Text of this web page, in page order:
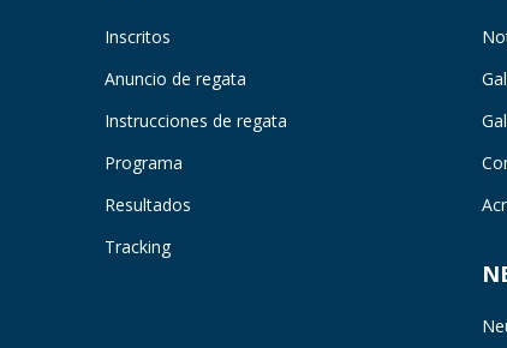
Inscritos
Anuncio de regata
Instrucciones de regata
Programa
Resultados
Tracking